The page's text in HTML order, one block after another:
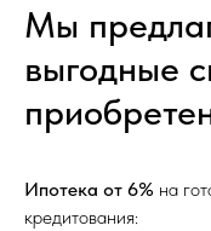
Мы
выгодные
Ипотека от 6% на
кредитования: